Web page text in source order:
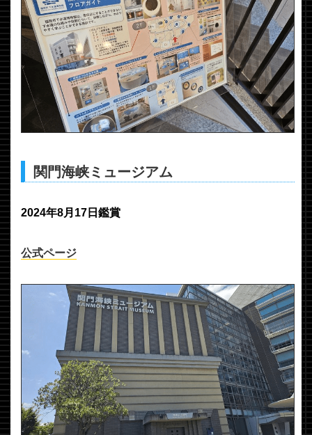
関門海峡ミュージアム
2024年8月17日鑑賞
公式ページ